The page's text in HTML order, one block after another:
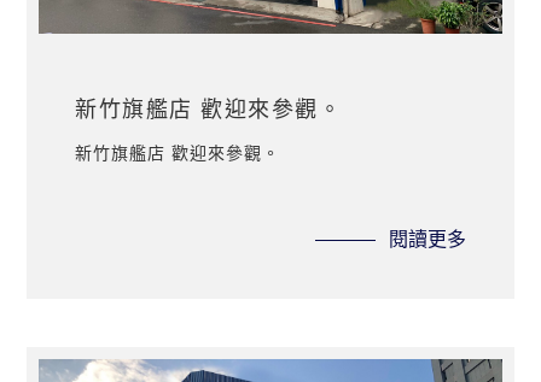
新竹旗艦店 歡迎來參觀。
新竹旗艦店 歡迎來參觀。
閱讀更多